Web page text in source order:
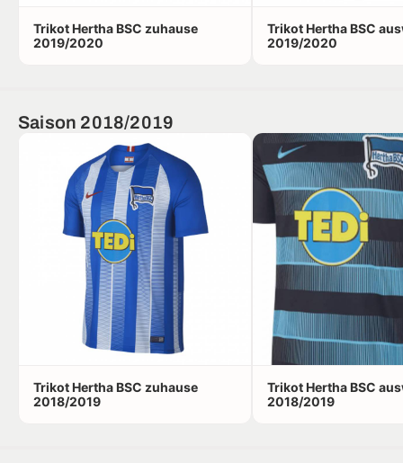
Trikot Hertha BSC zuhause
2019/2020
Trikot Hertha BSC
2019/2020
Saison 2018/2019
Trikot Hertha BSC zuhause
2018/2019
Trikot Hertha BSC
2018/2019